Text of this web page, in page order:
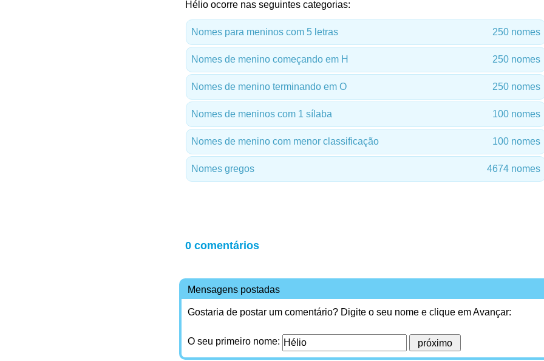
Hélio ocorre nas seguintes categorias:
Nomes para meninos com 5 letras 250 nomes
Nomes de menino começando em H 250 nomes
Nomes de menino terminando em O 250 nomes
Nomes de meninos com 1 sílaba 100 nomes
Nomes de menino com menor classificação 100 nomes
Nomes gregos 4674 nomes
0 comentários
Mensagens postadas
Gostaria de postar um comentário? Digite o seu nome e clique em Avançar:
O seu primeiro nome: